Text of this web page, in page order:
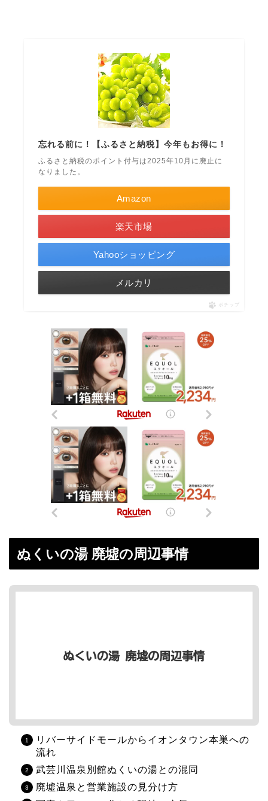
忘れる前に！【ふるさと納税】今年もお得に！
ふるさと納税のポイント付与は2025年10月に廃止に
なりました。
Amazon
楽天市場
Yahooショッピング
メルカリ
ポチップ
ぬくいの湯 廃墟の周辺事情
リバーサイドモールからイオンタウン本巣への
流れ
武芸川温泉別館ぬくいの湯との混同
廃墟温泉と営業施設の見分け方